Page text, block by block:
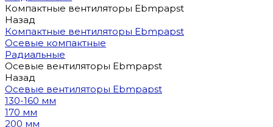
Компактные вентиляторы Ebmpapst
Назад
Компактные вентиляторы Ebmpapst
Осевые компактные
Радиальные
Осевые вентиляторы Ebmpapst
Назад
Осевые вентиляторы Ebmpapst
130-160 мм
170 мм
200 мм